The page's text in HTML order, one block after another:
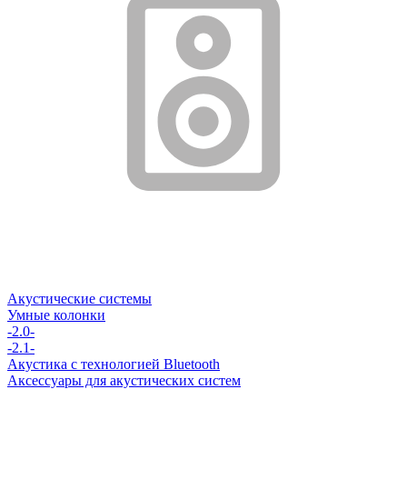
Акустические системы
Умные колонки
-2.0-
-2.1-
Акустика с технологией Bluetooth
Аксессуары для акустических систем